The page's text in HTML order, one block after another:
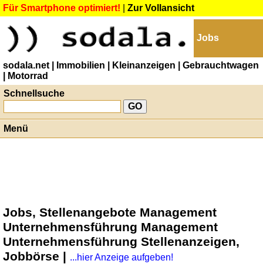
Für Smartphone optimiert! Zur Vollansicht
Jobs
sodala.net | Immobilien | Kleinanzeigen
| Gebrauchtwagen
| Motorrad
Schnellsuche
Menü
Jobs, Stellenangebote Management
Unternehmensführung Management
Unternehmensführung Stellenanzeigen,
Jobbörse | ...hier Anzeige aufgeben!